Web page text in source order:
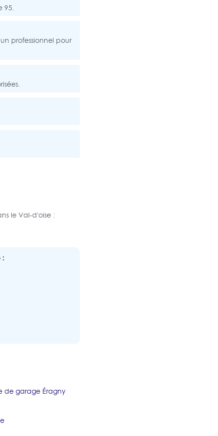
95.
professionnel pour
le Val-d'oise :
:
de garage Éragny